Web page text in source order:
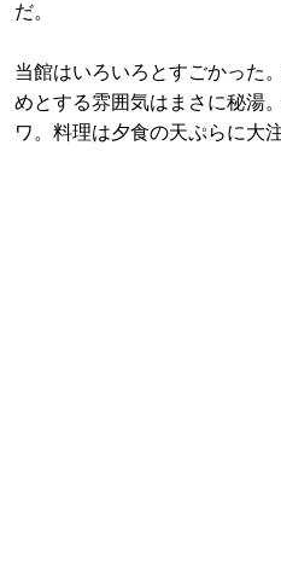
だ。
当館はいろいろとすごかった
めとする雰囲気はまさに秘湯
ワ。料理は夕食の天ぷらに大注